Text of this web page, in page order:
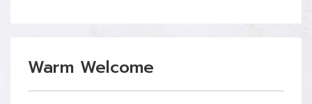
Warm Welcome